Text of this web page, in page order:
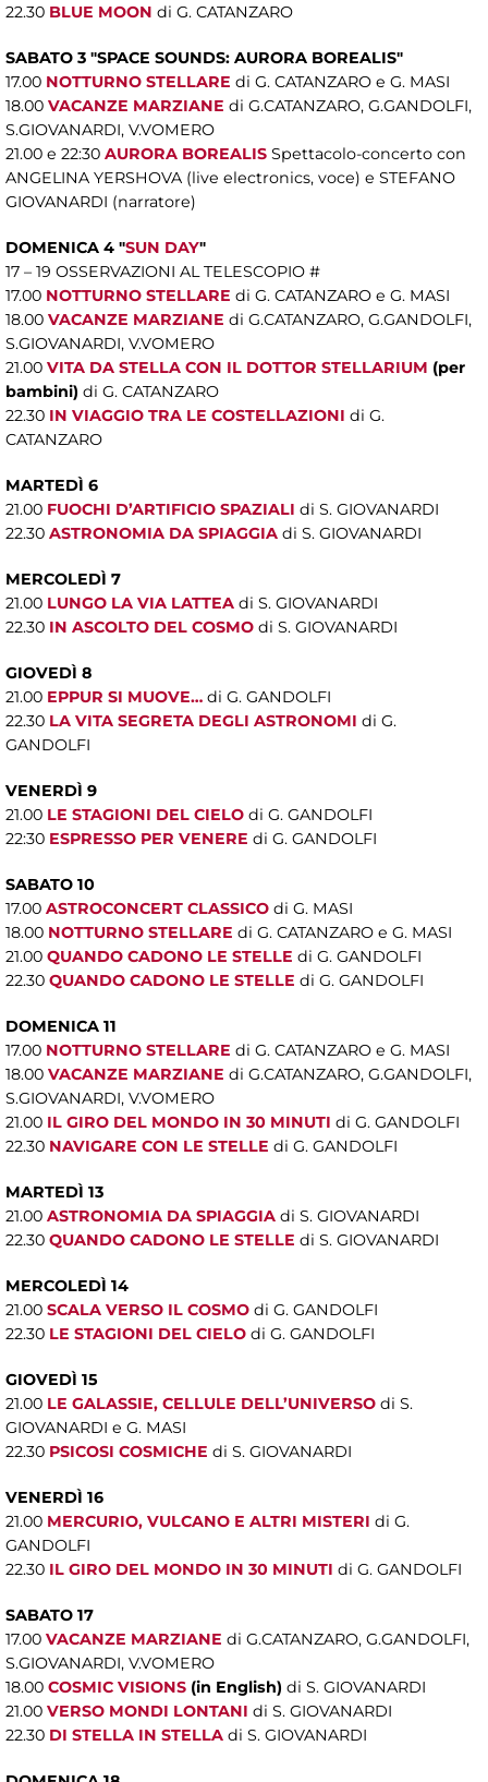
22.30 BLUE MOON di G. CATANZARO
SABATO 3 "SPACE SOUNDS: AURORA BOREALIS"
17.00 NOTTURNO STELLARE di G. CATANZARO e G. MASI
18.00 VACANZE MARZIANE di G.CATANZARO, G.GANDOLFI,
S.GIOVANARDI, V.VOMERO
21.00 e 22:30 AURORA BOREALIS Spettacolo-concerto con
ANGELINA YERSHOVA (live electronics, voce) e STEFANO
GIOVANARDI (narratore)
DOMENICA 4 "SUN DAY"
17 – 19 OSSERVAZIONI AL TELESCOPIO #
17.00 NOTTURNO STELLARE di G. CATANZARO e G. MASI
18.00 VACANZE MARZIANE di G.CATANZARO, G.GANDOLFI,
S.GIOVANARDI, V.VOMERO
21.00 VITA DA STELLA CON IL DOTTOR STELLARIUM (per
bambini) di G. CATANZARO
22.30 IN VIAGGIO TRA LE COSTELLAZIONI di G.
CATANZARO
MARTEDÌ 6
21.00 FUOCHI D’ARTIFICIO SPAZIALI di S. GIOVANARDI
22.30 ASTRONOMIA DA SPIAGGIA di S. GIOVANARDI
MERCOLEDÌ 7
21.00 LUNGO LA VIA LATTEA di S. GIOVANARDI
22.30 IN ASCOLTO DEL COSMO di S. GIOVANARDI
GIOVEDÌ 8
21.00 EPPUR SI MUOVE… di G. GANDOLFI
22.30 LA VITA SEGRETA DEGLI ASTRONOMI di G.
GANDOLFI
VENERDÌ 9
21.00 LE STAGIONI DEL CIELO di G. GANDOLFI
22:30 ESPRESSO PER VENERE di G. GANDOLFI
SABATO 10
17.00 ASTROCONCERT CLASSICO di G. MASI
18.00 NOTTURNO STELLARE di G. CATANZARO e G. MASI
21.00 QUANDO CADONO LE STELLE di G. GANDOLFI
22.30 QUANDO CADONO LE STELLE di G. GANDOLFI
DOMENICA 11
17.00 NOTTURNO STELLARE di G. CATANZARO e G. MASI
18.00 VACANZE MARZIANE di G.CATANZARO, G.GANDOLFI,
S.GIOVANARDI, V.VOMERO
21.00 IL GIRO DEL MONDO IN 30 MINUTI di G. GANDOLFI
22.30 NAVIGARE CON LE STELLE di G. GANDOLFI
MARTEDÌ 13
21.00 ASTRONOMIA DA SPIAGGIA di S. GIOVANARDI
22.30 QUANDO CADONO LE STELLE di S. GIOVANARDI
MERCOLEDÌ 14
21.00 SCALA VERSO IL COSMO di G. GANDOLFI
22.30 LE STAGIONI DEL CIELO di G. GANDOLFI
GIOVEDÌ 15
21.00 LE GALASSIE, CELLULE DELL’UNIVERSO di S.
GIOVANARDI e G. MASI
22.30 PSICOSI COSMICHE di S. GIOVANARDI
VENERDÌ 16
21.00 MERCURIO, VULCANO E ALTRI MISTERI di G.
GANDOLFI
22.30 IL GIRO DEL MONDO IN 30 MINUTI di G. GANDOLFI
SABATO 17
17.00 VACANZE MARZIANE di G.CATANZARO, G.GANDOLFI,
S.GIOVANARDI, V.VOMERO
18.00 COSMIC VISIONS (in English) di S. GIOVANARDI
21.00 VERSO MONDI LONTANI di S. GIOVANARDI
22.30 DI STELLA IN STELLA di S. GIOVANARDI